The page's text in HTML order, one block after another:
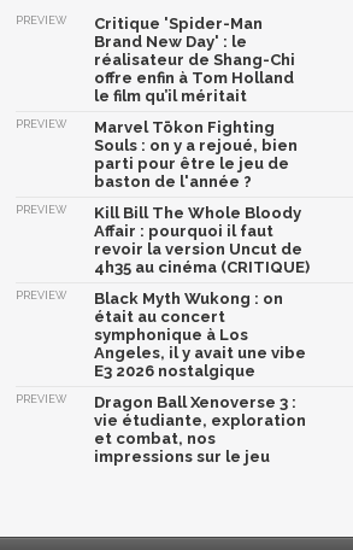
PREVIEW
Critique 'Spider-Man
Brand New Day' : le
réalisateur de Shang-Chi
offre enfin à Tom Holland
le film qu’il méritait
PREVIEW
Marvel Tōkon Fighting
Souls : on y a rejoué, bien
parti pour être le jeu de
baston de l'année ?
PREVIEW
Kill Bill The Whole Bloody
Affair : pourquoi il faut
revoir la version Uncut de
4h35 au cinéma (CRITIQUE)
PREVIEW
Black Myth Wukong : on
était au concert
symphonique à Los
Angeles, il y avait une vibe
E3 2026 nostalgique
PREVIEW
Dragon Ball Xenoverse 3 :
vie étudiante, exploration
et combat, nos
impressions sur le jeu